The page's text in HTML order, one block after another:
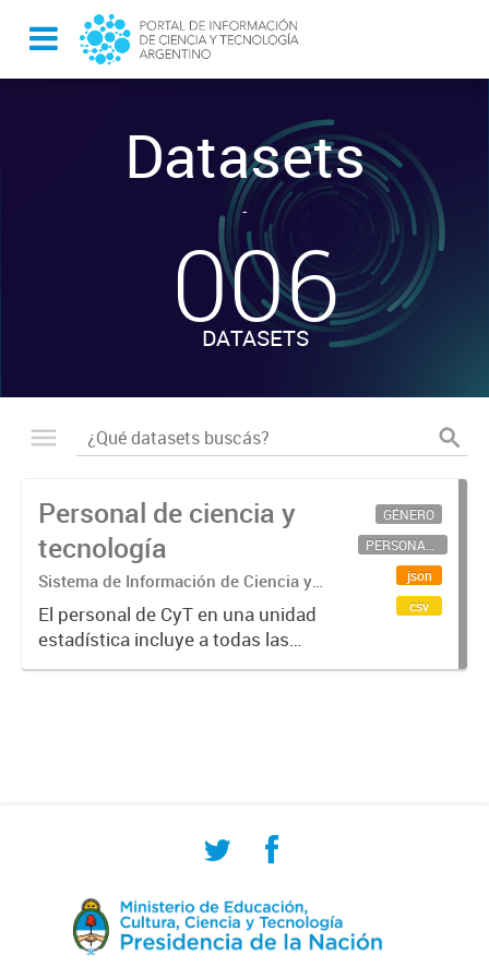
Datasets
-
006
DATASETS
Personal de ciencia y
tecnología
Sistema de Información de Ciencia y
Tecnología Argentino (SICYTAR)
El personal de CyT en una unidad
estadística incluye a todas las
personas involucradas
GÉNERO
PERSONAL CIENTÍFICO-TECNOLÓGICO
json
csv